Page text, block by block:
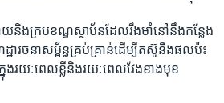
និងក្របខណ្ឌស្ថាប័នដែលរឹងមាំនៅនឹងកន្លែង
ឋារចនាសម្ព័ន្ធគ្រប់គ្រាន់ដើម្បីតស៊ូនឹងផលប៉ះ
ងរយៈពេលខ្លីនិងរយៈពេលវែងខាងមុខ